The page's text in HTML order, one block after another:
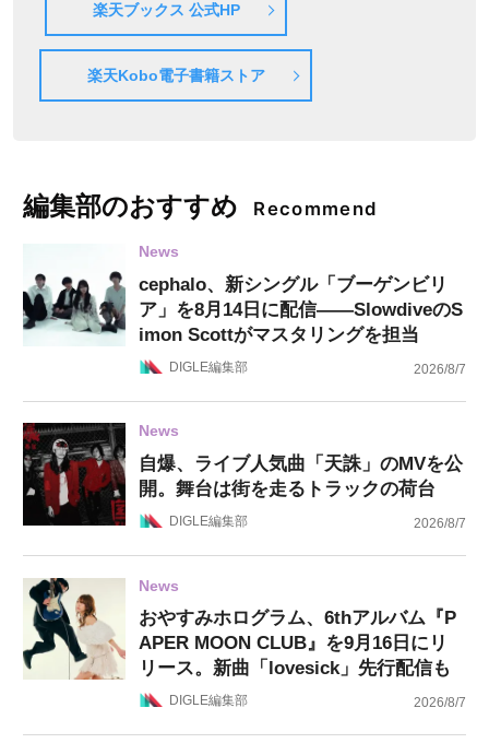
楽天ブックス 公式HP
楽天Kobo電子書籍ストア
編集部のおすすめ Recommend
News
cephalo、新シングル「ブーゲンビリ
ア」を8月14日に配信——SlowdiveのS
imon Scottがマスタリングを担当
DIGLE編集部 2026/8/7
News
自爆、ライブ人気曲「天誅」のMVを公
開。舞台は街を走るトラックの荷台
DIGLE編集部 2026/8/7
News
おやすみホログラム、6thアルバム『P
APER MOON CLUB』を9月16日にリ
リース。新曲「lovesick」先行配信も
DIGLE編集部 2026/8/7